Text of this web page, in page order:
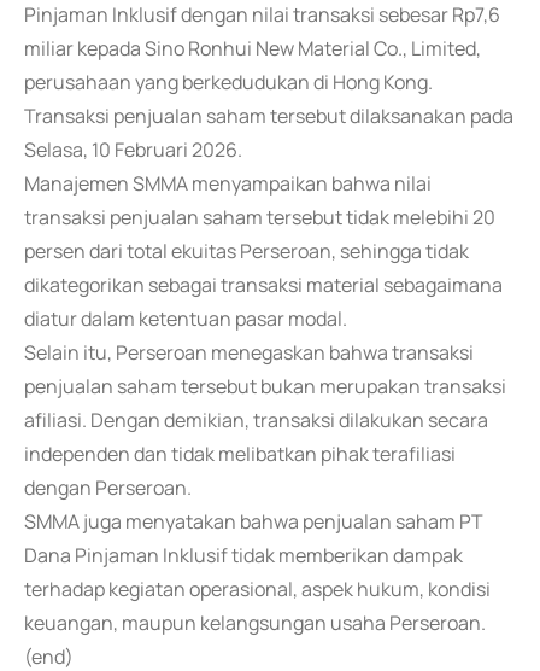
Pinjaman Inklusif dengan nilai transaksi sebesar Rp7,6
miliar kepada Sino Ronhui New Material Co., Limited,
perusahaan yang berkedudukan di Hong Kong.
Transaksi penjualan saham tersebut dilaksanakan pada
Selasa, 10 Februari 2026.
Manajemen SMMA menyampaikan bahwa nilai
transaksi penjualan saham tersebut tidak melebihi 20
persen dari total ekuitas Perseroan, sehingga tidak
dikategorikan sebagai transaksi material sebagaimana
diatur dalam ketentuan pasar modal.
Selain itu, Perseroan menegaskan bahwa transaksi
penjualan saham tersebut bukan merupakan transaksi
afiliasi. Dengan demikian, transaksi dilakukan secara
independen dan tidak melibatkan pihak terafiliasi
dengan Perseroan.
SMMA juga menyatakan bahwa penjualan saham PT
Dana Pinjaman Inklusif tidak memberikan dampak
terhadap kegiatan operasional, aspek hukum, kondisi
keuangan, maupun kelangsungan usaha Perseroan.
(end)